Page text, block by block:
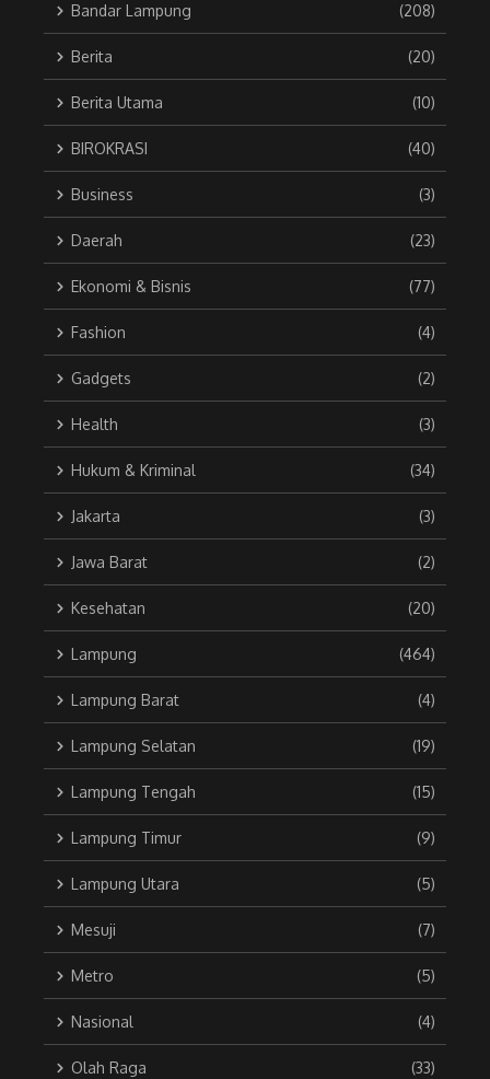
Bandar Lampung (208)
Berita (20)
Berita Utama (10)
BIROKRASI (40)
Business (3)
Daerah (23)
Ekonomi & Bisnis (77)
Fashion (4)
Gadgets (2)
Health (3)
Hukum & Kriminal (34)
Jakarta (3)
Jawa Barat (2)
Kesehatan (20)
Lampung (464)
Lampung Barat (4)
Lampung Selatan (19)
Lampung Tengah (15)
Lampung Timur (9)
Lampung Utara (5)
Mesuji (7)
Metro (5)
Nasional (4)
Olah Raga (33)